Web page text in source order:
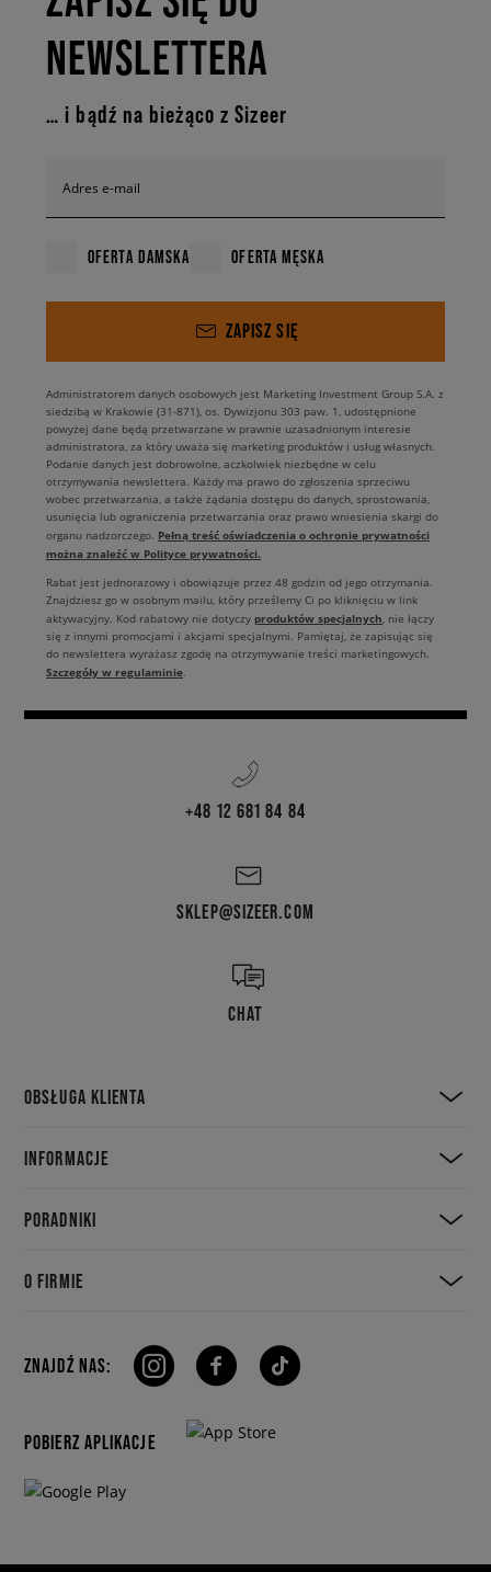
NEWSLETTERA
… i bądź na bieżąco z Sizeer
Adres e-mail
OFERTA DAMSKA OFERTA MĘSKA
ZAPISZ SIĘ
Administratorem danych osobowych jest Marketing Investment Group S.A. z
siedzibą w Krakowie (31-871), os. Dywizjonu 303 paw. 1, udostępnione
powyżej dane będą przetwarzane w prawnie uzasadnionym interesie
administratora, za który uważa się marketing produktów i usług własnych.
Podanie danych jest dobrowolne, aczkolwiek niezbędne w celu
otrzymywania newslettera. Każdy ma prawo do zgłoszenia sprzeciwu
wobec przetwarzania, a także żądania dostępu do danych, sprostowania,
usunięcia lub ograniczenia przetwarzania oraz prawo wniesienia skargi do
organu nadzorczego. Pełną treść oświadczenia o ochronie prywatności
można znaleźć w Polityce prywatności.
Rabat jest jednorazowy i obowiązuje przez 48 godzin od jego otrzymania.
Znajdziesz go w osobnym mailu, który prześlemy Ci po kliknięciu w link
aktywacyjny. Kod rabatowy nie dotyczy produktów specjalnych , nie łączy
się z innymi promocjami i akcjami specjalnymi. Pamiętaj, że zapisując się
do newslettera wyrażasz zgodę na otrzymywanie treści marketingowych.
Szczegóły w regulaminie
+48 12 681 84 84
SKLEP@SIZEER.COM
CHAT
OBSŁUGA KLIENTA
INFORMACJE
PORADNIKI
O FIRMIE
ZNAJDŹ NAS:
POBIERZ APLIKACJE